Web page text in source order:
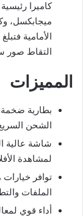
التقاط صور
المميزات
الشحن
شاشة عالية
لمشاهدة
توافر
الملفات